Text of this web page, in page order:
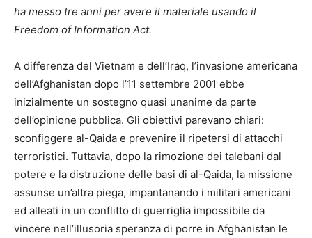
ha messo tre anni per avere il materiale usando il
Freedom of Information Act.
A differenza del Vietnam e dell’Iraq, l’invasione americana
dell’Afghanistan dopo l’11 settembre 2001 ebbe
inizialmente un sostegno quasi unanime da parte
dell’opinione pubblica. Gli obiettivi parevano chiari:
sconfiggere al-Qaida e prevenire il ripetersi di attacchi
terroristici. Tuttavia, dopo la rimozione dei talebani dal
potere e la distruzione delle basi di al-Qaida, la missione
assunse un’altra piega, impantanando i militari americani
ed alleati in un conflitto di guerriglia impossibile da
vincere nell’illusoria speranza di porre in Afghanistan le